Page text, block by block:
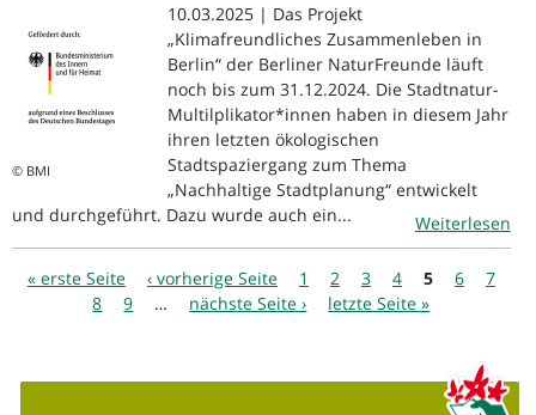
© BMI
10.03.2025 | Das Projekt
„Klimafreundliches Zusammenleben in
Berlin“ der Berliner NaturFreunde läuft
noch bis zum 31.12.2024. Die Stadtnatur-
Multilplikator*innen haben in diesem Jahr
ihren letzten ökologischen
Stadtspaziergang zum Thema
„Nachhaltige Stadtplanung“ entwickelt
und durchgeführt. Dazu wurde auch ein...
Weiterlesen
Seiten
« erste Seite ‹ vorherige Seite 1 2 3 4 5 6
7
8
9 … nächste Seite › letzte Seite »